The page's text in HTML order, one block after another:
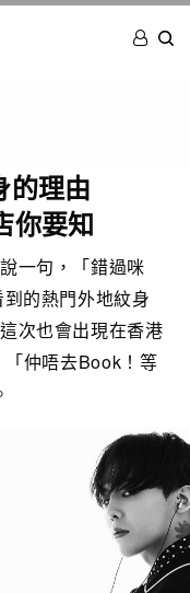
的理由
你要知
一句，「錯過咪
的熱門外地紋身
次也會出現在香港
仲唔去Book！等